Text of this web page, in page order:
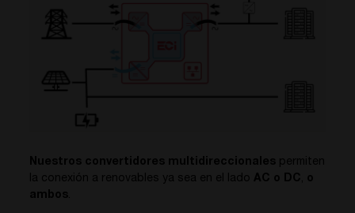
Nuestros convertidores multidireccionales permiten
la conexión a renovables ya sea en el lado AC o DC , o
ambos.